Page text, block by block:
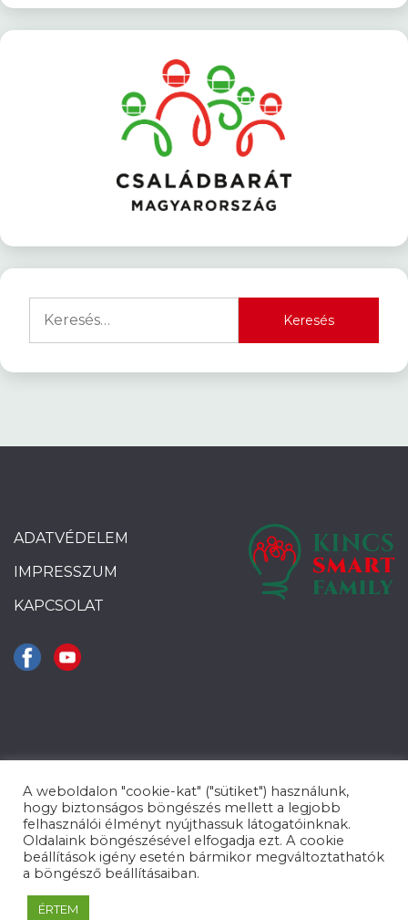
ADATVÉDELEM
IMPRESSZUM
KAPCSOLAT
A weboldalon "cookie-kat" ("sütiket") használunk,
hogy biztonságos böngészés mellett a legjobb
felhasználói élményt nyújthassuk látogatóinknak.
Oldalaink böngészésével elfogadja ezt. A cookie
beállítások igény esetén bármikor megváltoztathatók
a böngésző beállításaiban.
ÉRTEM